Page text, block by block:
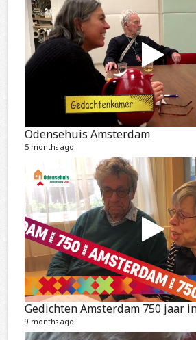
Odensehuis Amsterdam
5 months ago
9 months ago